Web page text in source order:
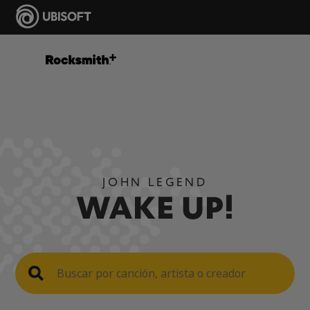
JOHN LEGEND
WAKE UP!